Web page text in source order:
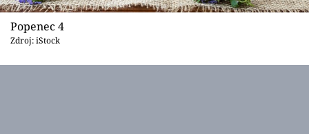
Popenec 4
Zdroj: iStock